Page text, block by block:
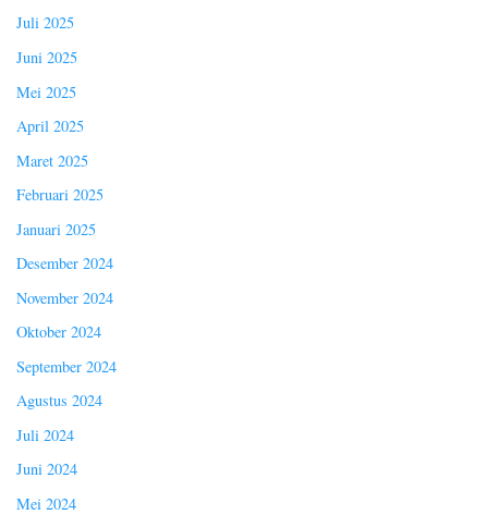
Juli 2025
Juni 2025
Mei 2025
April 2025
Maret 2025
Februari 2025
Januari 2025
Desember 2024
November 2024
Oktober 2024
September 2024
Agustus 2024
Juli 2024
Juni 2024
Mei 2024